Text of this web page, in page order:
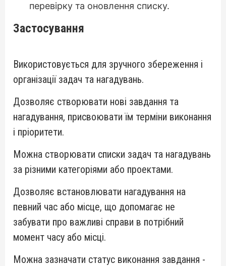
перевірку та оновлення списку.
Застосування
Використовується для зручного збереження і
організації задач та нагадувань.
Дозволяє створювати нові завдання та
нагадування, присвоювати їм терміни виконання
і пріоритети.
Можна створювати списки задач та нагадувань
за різними категоріями або проектами.
Дозволяє встановлювати нагадування на
певний час або місце, що допомагає не
забувати про важливі справи в потрібний
момент часу або місці.
Можна зазначати статус виконання завдання -